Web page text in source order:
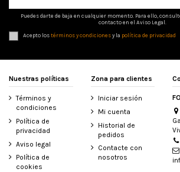
Puedes darte de baja en cualquier momento. Para ello,
contacto en el Aviso Legal.
Acepto lostérminos y condicionesy la política de privacidad
Nuestras políticas
Términos y
condiciones
Política de
privacidad
Aviso legal
Política de
cookies
Zona para clientes
Iniciar sesión
Mi cuenta
Historial de
pedidos
Contacte con
nosotros